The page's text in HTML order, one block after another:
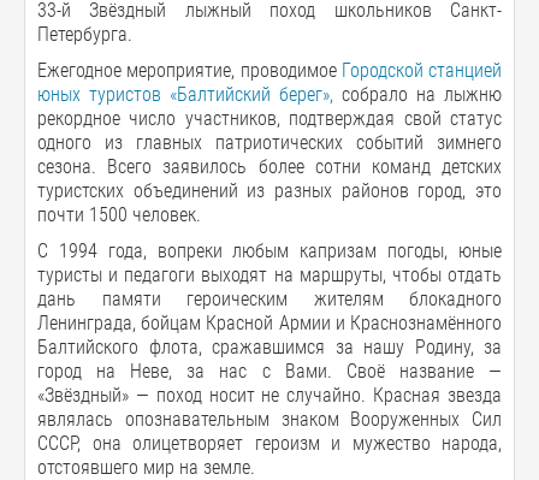
33-й Звёздный лыжный поход школьников Санкт-
Петербурга.
Ежегодное мероприятие, проводимое Городской станцией
юных туристов «Балтийский берег», собрало на лыжню
рекордное число участников, подтверждая свой статус
одного из главных патриотических событий зимнего
сезона. Всего заявилось более сотни команд детских
туристских объединений из разных районов город, это
почти 1500 человек.
С 1994 года, вопреки любым капризам погоды, юные
туристы и педагоги выходят на маршруты, чтобы отдать
дань памяти героическим жителям блокадного
Ленинграда, бойцам Красной Армии и Краснознамённого
Балтийского флота, сражавшимся за нашу Родину, за
город на Неве, за нас с Вами. Своё название —
«Звёздный» — поход носит не случайно. Красная звезда
являлась опознавательным знаком Вооруженных Сил
СССР, она олицетворяет героизм и мужество народа,
отстоявшего мир на земле.